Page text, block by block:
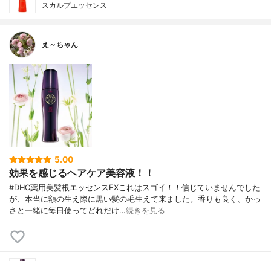
スカルプエッセンス
え～ちゃん
5.00
効果を感じるヘアケア美容液！！
#DHC薬用美髪根エッセンスEXこれはスゴイ！！信じていませんでした
が、本当に額の生え際に黒い髪の毛生えて来ました。香りも良く、かっ
さと一緒に毎日使ってどれだけ…続きを見る